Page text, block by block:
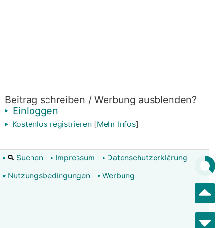
Beitrag schreiben / Werbung ausblenden?
Einloggen
Kostenlos registrieren [Mehr Infos]
Suchen Impressum
Datenschutzerklärung
Nutzungsbedingungen
Werbung